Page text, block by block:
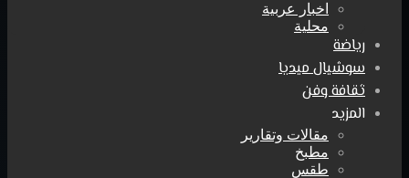
اخبار عربية
محلية
رياضة
سوشيال ميديا
ثقافة وفن
المزيد
مقالات وتقارير
مطبخ
طقس